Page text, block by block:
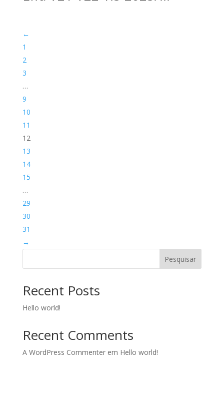
←
1
2
3
…
9
10
11
12
13
14
15
…
29
30
31
→
Pesquisar
Recent Posts
Hello world!
Recent Comments
A WordPress Commenterem Hello world!